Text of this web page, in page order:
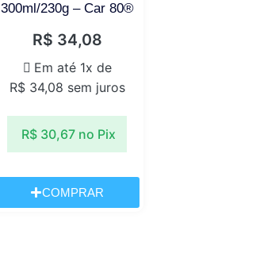
300ml/230g – Car 80®
R$ 34,08
Em até 1x de
R$34,08 sem juros
R$ 30,67 no Pix
COMPRAR